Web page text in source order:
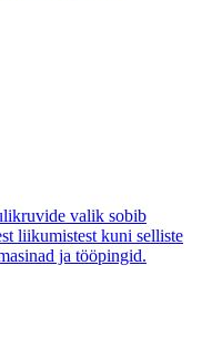
valik sobib
liikumistest kuni selliste
ja tööpingid.